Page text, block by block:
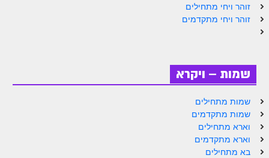
זוהר שלח לך למתחילים
זוהר שלח לך למתקדמים
זוהר קורח למתקדמים
חוקת למתחילים
זוהר בלק למתחילים
זוהר ויחי מתחילים
זוהר ויחי מתקדמים
שמות – ויקרא
שמות מתחילים
שמות מתקדמים
וארא מתחילים
וארא מתקדמים
בא מתחילים